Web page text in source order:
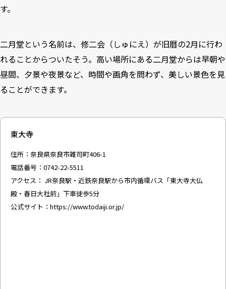
す。
二月堂という名前は、修二会（しゅにえ）が旧暦の2月に行わ
れることからついたそう。高い場所にある二月堂からは早朝や
昼間、夕景や夜景など、時間や画角を問わず、美しい景色を見
ることができます。
東大寺
住所：奈良県奈良市雑司町406-1
電話番号：0742-22-5511
アクセス： JR奈良駅・近鉄奈良駅から市内循環バス「東大寺大仏
殿・春日大社前」下車徒歩5分
公式サイト： https://www.todaiji.or.jp/